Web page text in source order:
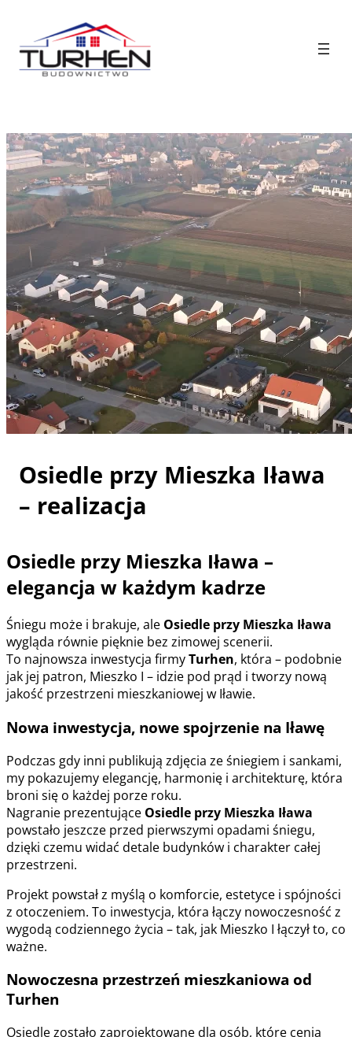
treści
Osiedle przy Mieszka Iława
– realizacja
Osiedle przy Mieszka Iława –
elegancja w każdym kadrze
Śniegu może i brakuje, ale Osiedle przy Mieszka Iława
wygląda równie pięknie bez zimowej scenerii.
To najnowsza inwestycja firmyTurhen, która – podobnie
jak jej patron, Mieszko I – idzie pod prąd i tworzy nową
jakość przestrzeni mieszkaniowej w Iławie.
Nowa inwestycja, nowe spojrzenie na Iławę
Podczas gdy inni publikują zdjęcia ze śniegiem i sankami,
my pokazujemy elegancję, harmonię i architekturę, która
broni się o każdej porze roku.
Nagranie prezentujące Osiedle przy Mieszka Iława
powstało jeszcze przed pierwszymi opadami śniegu,
dzięki czemu widać detale budynków i charakter całej
przestrzeni.
Projekt powstał z myślą o komforcie, estetyce i spójności
z otoczeniem. To inwestycja, która łączy nowoczesność z
wygodą codziennego życia – tak, jak Mieszko I łączył to, co
ważne.
Nowoczesna przestrzeń mieszkaniowa od
Turhen
Osiedle zostało zaprojektowane dla osób, które cenią